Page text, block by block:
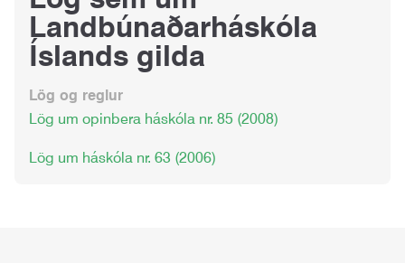
Landbúnaðarháskóla
Íslands gilda
Lög og reglur
Lög um opinbera háskóla nr. 85 (2008)
Lög um háskóla nr. 63 (2006)